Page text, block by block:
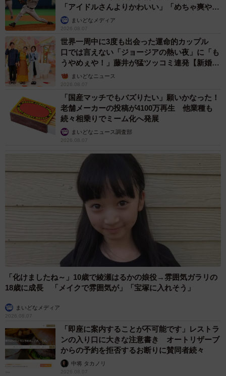
「アイドルさんよりかわいい」「めちゃ爽や
か」まいどなメディア
2026.08.07
世界一周中に3度も出会った運命的カップル
口では言えない「ジョージアの熱い夜」に「も
うやめぇや！」藤井が猛ツッコミ連発【新婚さ
ん】まいどなニュース
2026.08.07
「国産マッチでもバズりたい」願いかなった！
老舗メーカーの投稿が4100万再生 他業種も
続々相乗りでミーム化へ発展
まいどなニュース調査部
2026.08.07
「化けましたね～」10歳で綾瀬はるかの娘役→雰囲気ガラリの
18歳に成長 「メイクで雰囲気が」「宝塚に入れそう」
まいどなメディア
2026.08.07
「即座に案内することが不可能です」レストラ
ンの入り口に大きな注意書き オートリザーブ
からの予約を拒否するお断りに賛同者続々
中将 タカノリ
2026.08.07